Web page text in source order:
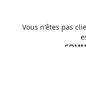
Vous n'êtes pas